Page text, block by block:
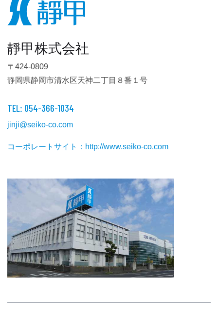
靜甲株式会社
〒424-0809
静岡県静岡市清水区天神二丁目８番１号
TEL: 054-366-1034
jinji@seiko-co.com
コーポレートサイト： http://www.seiko-co.com